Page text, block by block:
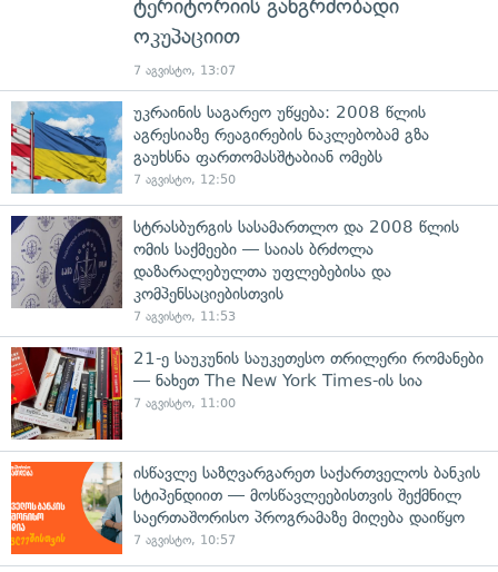
ტერიტორიის განგრძობადი
ოკუპაციით
7 აგვისტო, 13:07
უკრაინის საგარეო უწყება: 2008 წლის
აგრესიაზე რეაგირების ნაკლებობამ გზა
გაუხსნა ფართომასშტაბიან ომებს
7 აგვისტო, 12:50
სტრასბურგის სასამართლო და 2008 წლის
ომის საქმეები — საიას ბრძოლა
დაზარალებულთა უფლებებისა და
კომპენსაციებისთვის
7 აგვისტო, 11:53
21-ე საუკუნის საუკეთესო თრილერი რომანები
— ნახეთ The New York Times-ის სია
7 აგვისტო, 11:00
ისწავლე საზღვარგარეთ საქართველოს ბანკის
სტიპენდიით — მოსწავლეებისთვის შექმნილ
საერთაშორისო პროგრამაზე მიღება დაიწყო
7 აგვისტო, 10:57